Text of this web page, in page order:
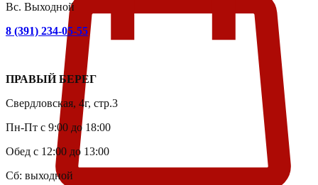
Вс. Выходной
8 (391) 234-05-55
ПРАВЫЙ БЕРЕГ
Свердловская, 4г, стр.3
Пн-Пт с 9:00 до 18:00
Обед с 12:00 до 13:00
Сб: выходной